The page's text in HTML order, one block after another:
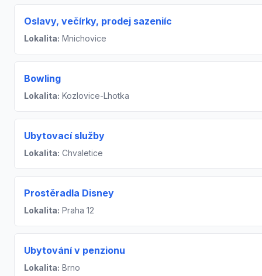
Oslavy, večírky, prodej sazeniíc
Lokalita: Mnichovice
Bowling
Lokalita: Kozlovice-Lhotka
Ubytovací služby
Lokalita: Chvaletice
Prostěradla Disney
Lokalita: Praha 12
Ubytování v penzionu
Lokalita: Brno